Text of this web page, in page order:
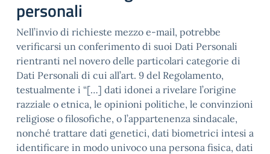
personali
Nell’invio di richieste mezzo e-mail, potrebbe
verificarsi un conferimento di suoi Dati Personali
rientranti nel novero delle particolari categorie di
Dati Personali di cui all’art. 9 del Regolamento,
testualmente i “[…] dati idonei a rivelare l’origine
razziale o etnica, le opinioni politiche, le convinzioni
religiose o filosofiche, o l’appartenenza sindacale,
nonché trattare dati genetici, dati biometrici intesi a
identificare in modo univoco una persona fisica, dati